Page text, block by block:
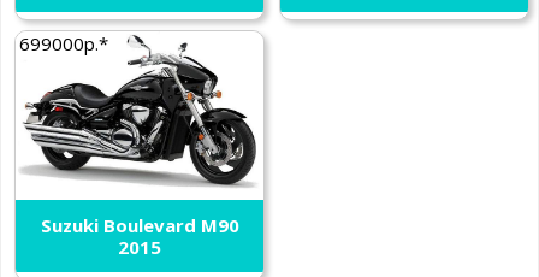
699000р.*
Suzuki Boulevard M90
2015